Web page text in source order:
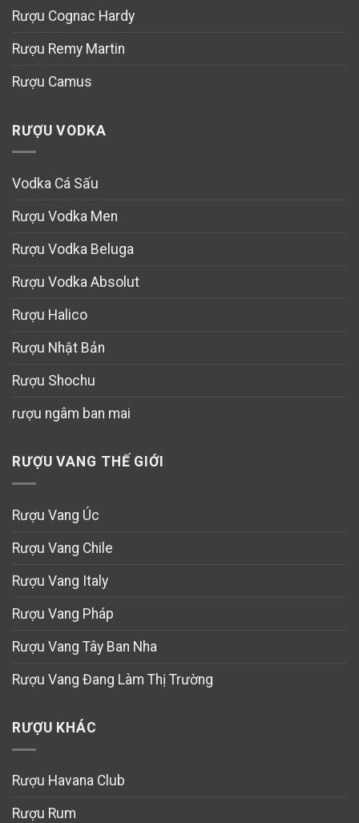
Rượu Cognac Hardy
Rượu Remy Martin
Rượu Camus
RƯỢU VODKA
Vodka Cá Sấu
Rượu Vodka Men
Rượu Vodka Beluga
Rượu Vodka Absolut
Rượu Halico
Rượu Nhật Bản
Rượu Shochu
rượu ngâm ban mai
RƯỢU VANG THẾ GIỚI
Rượu Vang Úc
Rượu Vang Chile
Rượu Vang Italy
Rượu Vang Pháp
Rượu Vang Tây Ban Nha
Rượu Vang Đang Làm Thị Trường
RƯỢU KHÁC
Rượu Havana Club
Rượu Rum